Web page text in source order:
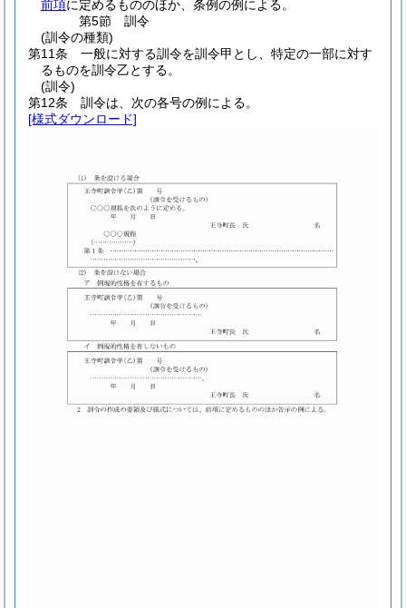
前項に定めるもののほか、条例の例による。
第5節
訓令
(訓令の種類)
第11条
一般に対する訓令を訓令甲とし、特定の一部に対す
るものを訓令乙とする。
(訓令)
第12条
訓令は、次の各号の例による。
[様式ダウンロード]